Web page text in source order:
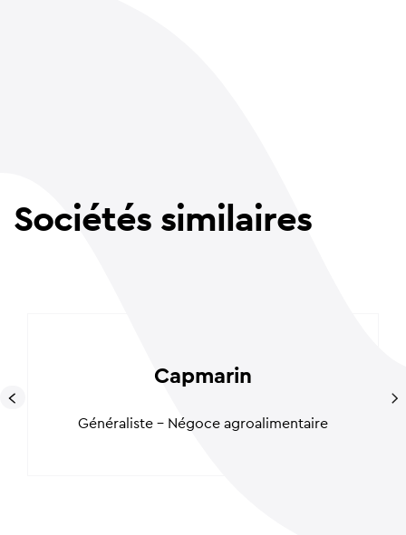
Sociétés similaires
Capmarin
Généraliste - Négoce agroalimentaire